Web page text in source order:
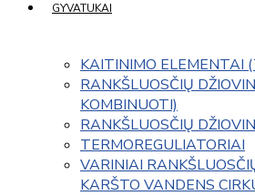
GYVATUKAI
KAITINIMO ELEMENTAI
RANKŠLUOSČIŲ
KOMBINUOTI)
RANKŠLUOSČIŲ
TERMOREGULIATORIAI
VARINIAI
KARŠTO VANDENS